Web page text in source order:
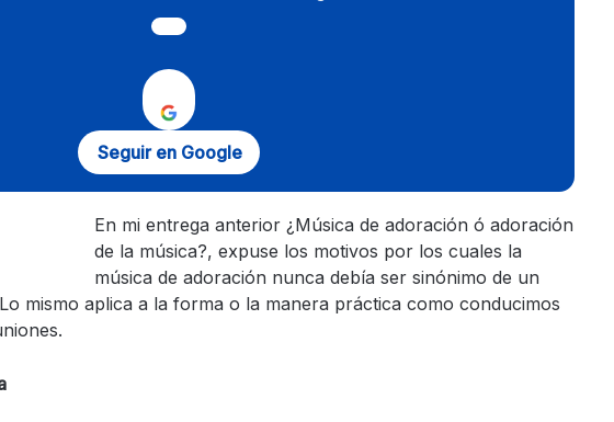
Seguir en Google
En mi entrega anterior ¿Música de adoración ó adoración
de la música?, expuse los motivos por los cuales la
música de adoración nunca debía ser sinónimo de un
mismo aplica a la forma o la manera práctica como conducimos